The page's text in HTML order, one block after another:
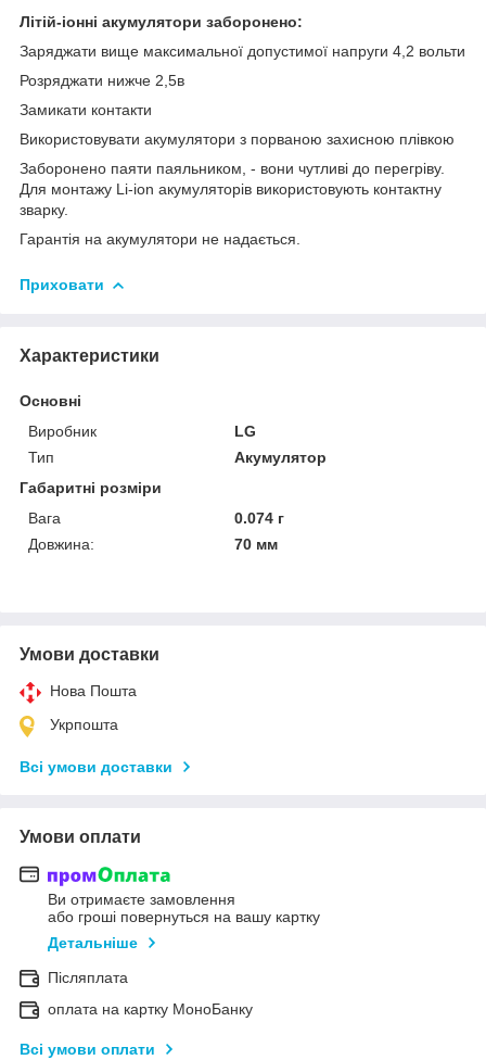
Літій-іонні акумулятори заборонено:
Заряджати вище максимальної допустимої напруги 4,2 вольти
Розряджати нижче 2,5в
Замикати контакти
Використовувати акумулятори з порваною захисною плівкою
Заборонено паяти паяльником, - вони чутливі до перегріву.
Для монтажу Li-ion акумуляторів використовують контактну
зварку.
Гарантія на акумулятори не надається.
Приховати
Характеристики
Основні
Виробник
LG
Тип
Акумулятор
Габаритні розміри
Вага
0.074 г
Довжина:
70 мм
Умови доставки
Нова Пошта
Укрпошта
Всі умови доставки
Умови оплати
Ви отримаєте замовлення
або гроші повернуться на вашу картку
Детальніше
Післяплата
оплата на картку МоноБанку
Всі умови оплати